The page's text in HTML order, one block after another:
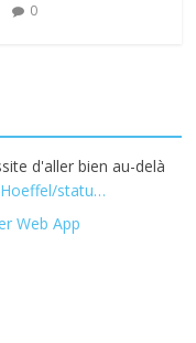
0
d'aller bien au-delà
statu…
Web App